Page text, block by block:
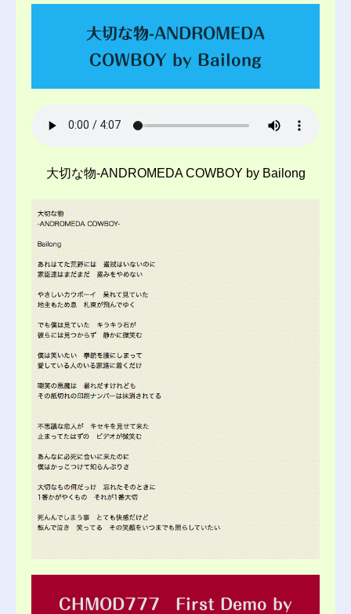
大切な物-ANDROMEDA
COWBOY by Bailong
大切な物-ANDROMEDA COWBOY by Bailong
CHMOD777 First Demo by